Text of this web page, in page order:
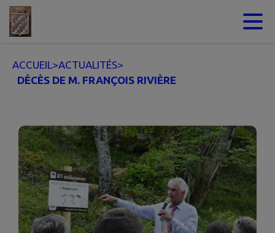
Contenu
ACCUEIL>ACTUALITÉS>
DÉCÈS DE M. FRANÇOIS RIVIÈRE